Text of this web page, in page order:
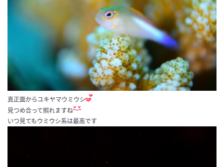
真正面からユキヤマウミウシ
見つめ合って照れますね
いつ見てもウミウシ系は最高です